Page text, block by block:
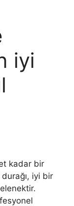
iyi
kadar bir
iyi bir